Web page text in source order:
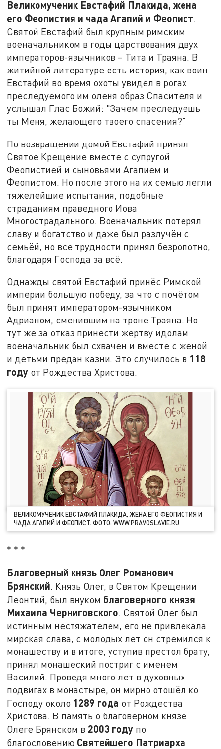
Великомученик Евстафий Плакида, жена
его Феопистия и чада Агапий и Феопист.
Святой Евстафий был крупным римским
военачальником в годы царствования двух
императоров-язычников – Тита и Траяна. В
житийной литературе есть история, как воин
Евстафий во время охоты увидел в рогах
преследуемого им оленя образ Спасителя и
услышал Глас Божий: "Зачем преследуешь
ты Меня, желающего твоего спасения?"
По возвращении домой Евстафий принял
Святое Крещение вместе с супругой
Феопистией и сыновьями Агапием и
Феопистом. Но после этого на их семью легли
тяжелейшие испытания, подобные
страданиям праведного Иова
Многострадального. Военачальник потерял
славу и богатство и даже был разлучён с
семьёй, но все трудности принял безропотно,
благодаря Господа за всё.
Однажды святой Евстафий принёс Римской
империи большую победу, за что с почётом
был принят императором-язычником
Адрианом, сменившим на троне Траяна. Но
тут же за отказ принести жертву идолам
военачальник был схвачен и вместе с женой
и детьми предан казни. Это случилось в 118
году от Рождества Христова.
ВЕЛИКОМУЧЕНИК ЕВСТАФИЙ ПЛАКИДА, ЖЕНА ЕГО ФЕОПИСТИЯ И
ЧАДА АГАПИЙ И ФЕОПИСТ. ФОТО: WWW.PRAVOSLAVIE.RU
* * *
Благоверный князь Олег Романович
Брянский. Князь Олег, в Святом Крещении
Леонтий, был внуком благоверного князя
Михаила Черниговского. Святой Олег был
истинным нестяжателем, его не привлекала
мирская слава, с молодых лет он стремился к
монашеству и в итоге, уступив престол брату,
принял монашеский постриг с именем
Василий. Проведя много лет в духовных
подвигах в монастыре, он мирно отошёл ко
Господу около 1289 года от Рождества
Христова. В память о благоверном князе
Олеге Брянском в 2003 году по
благословению Святейшего Патриарха